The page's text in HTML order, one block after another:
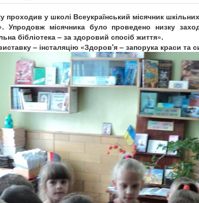
проходив у школі Всеукраїнський місячник
Упродовж місячника було проведено низку
бібліотека – за здоровий спосіб життя».
– інсталяцію «Здоров'я – запорука краси та